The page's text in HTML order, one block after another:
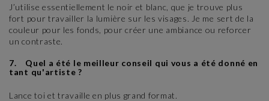
J’utilise essentiellement le noir et blanc, que je trouve plus
fort pour travailler la lumière sur les visages. Je me sert de la
couleur pour les fonds, pour créer une ambiance ou reforcer
un contraste.
7. Quel a été le meilleur conseil qui vous a été donné en
tant qu'artiste ?
Lance toi et travaille en plus grand format.